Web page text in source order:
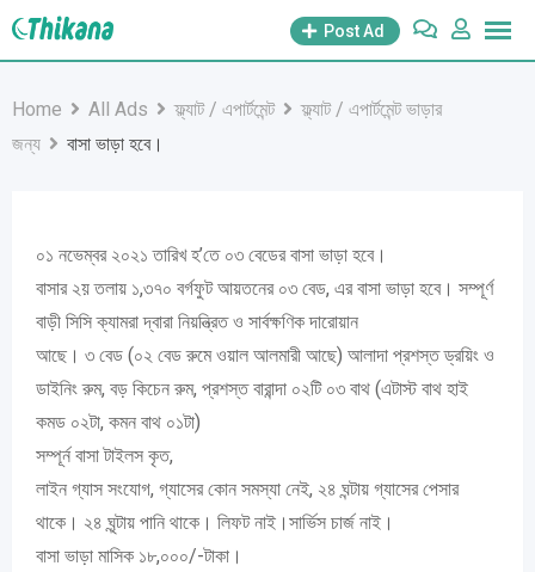
Skip
Post Ad
Home All Ads ফ্ল্যাট / এপার্টমেন্ট
ফ্ল্যাট / এপার্টমেন্ট ভাড়ার
জন্য
বাসা ভাড়া হবে।
০১ নভেম্বর ২০২১ তারিখ হ’তে ০৩ বেডের বাসা ভাড়া হবে।
বাসার ২য় তলায় ১,৩৭০ বর্গফুট আয়তনের ০৩ বেড, এর বাসা ভাড়া হবে। সম্পূর্ণ
বাড়ী সিসি ক্যামরা দ্বারা নিয়ন্ত্রিত ও সার্বক্ষণিক দারোয়ান
আছে। ৩ বেড (০২ বেড রুমে ওয়াল আলমারী আছে) আলাদা প্রশস্ত ড্রয়িং ও
ডাইনিং রুম, বড় কিচেন রুম, প্রশস্ত বারান্দা ০২টি ০৩ বাথ (এটাস্ট বাথ হাই
কমড ০২টা, কমন বাথ ০১টা)
সম্পূর্ন বাসা টাইলস কৃত,
লাইন গ্যাস সংযোগ, গ্যাসের কোন সমস্যা নেই, ২৪ ঘন্টায় গ্যাসের পেসার
থাকে। ২৪ ঘৃন্টায় পানি থাকে। লিফট নাই।সার্ভিস চার্জ নাই।
বাসা ভাড়া মাসিক ১৮,০০০/-টাকা।